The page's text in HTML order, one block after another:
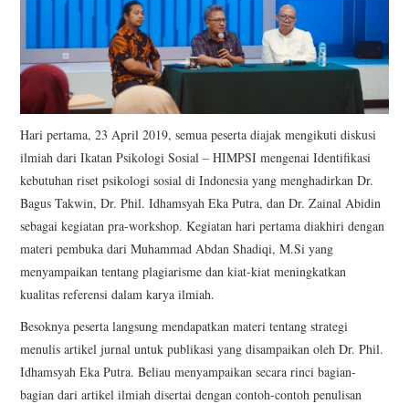
Hari pertama, 23 April 2019, semua peserta diajak mengikuti diskusi
ilmiah dari Ikatan Psikologi Sosial – HIMPSI mengenai Identifikasi
kebutuhan riset psikologi sosial di Indonesia yang menghadirkan Dr.
Bagus Takwin, Dr. Phil. Idhamsyah Eka Putra, dan Dr. Zainal Abidin
sebagai kegiatan pra-workshop. Kegiatan hari pertama diakhiri dengan
materi pembuka dari Muhammad Abdan Shadiqi, M.Si yang
menyampaikan tentang plagiarisme dan kiat-kiat meningkatkan
kualitas referensi dalam karya ilmiah.
Besoknya peserta langsung mendapatkan materi tentang strategi
menulis artikel jurnal untuk publikasi yang disampaikan oleh Dr. Phil.
Idhamsyah Eka Putra. Beliau menyampaikan secara rinci bagian-
bagian dari artikel ilmiah disertai dengan contoh-contoh penulisan